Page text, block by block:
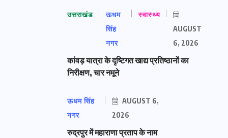
उत्तराखंड
ऊधम
सिंह
नगर
स्वास्थ्य
AUGUST
6, 2026
कांवड़ यात्रा के दृष्टिगत खाद्य प्रतिष्ठानों का
निरीक्षण, चार नमूने
ऊधम सिंह
नगर
AUGUST 6,
2026
रुद्रपुर में महाराणा प्रताप के नाम